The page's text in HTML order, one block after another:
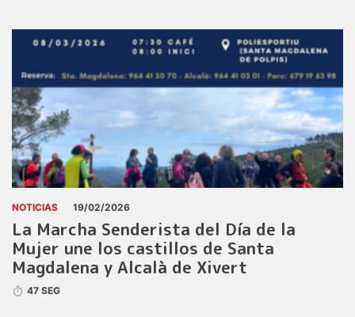
NOTICIAS 19/02/2026
La Marcha Senderista del Día de la
Mujer une los castillos de Santa
Magdalena y Alcalà de Xivert
47 SEG